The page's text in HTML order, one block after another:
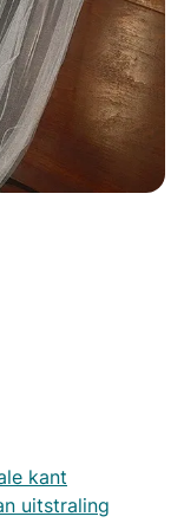
kant
uitstraling